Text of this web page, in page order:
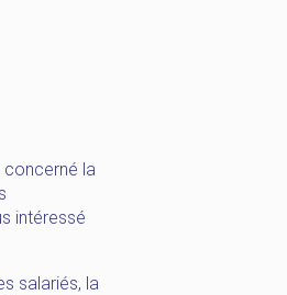
concerné la
intéressé
salariés, la